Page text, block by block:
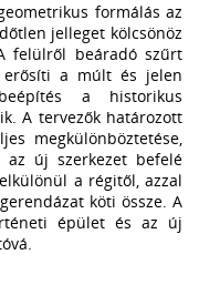
formálás az
jelleget kölcsönöz
felülről beáradó szűrt
a múlt és jelen
a historikus
A tervezők határozott
megkülönböztetése,
az új szerkezet befelé
a régitől, azzal
köti össze. A
épület és az új